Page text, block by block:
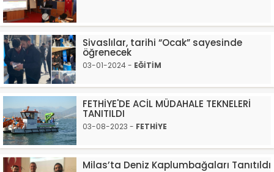
Sivaslılar, tarihi “Ocak” sayesinde
öğrenecek
03-01-2024 - EĞİTİM
FETHİYE'DE ACİL MÜDAHALE TEKNELERİ
TANITILDI
03-08-2023 - FETHİYE
Milas’ta Deniz Kaplumbağaları Tanıtıldı